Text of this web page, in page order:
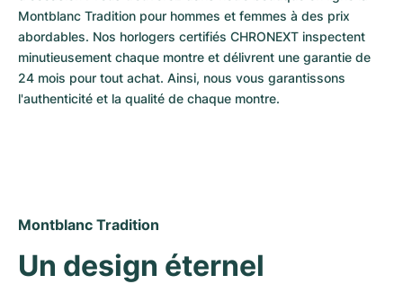
Roadster
Montres d'occasion
Montres pour femmes
Montbrillant
Montres d'occasion
Montres pour femmes
Montres d'occasion
Montblanc Tradition pour hommes et femmes à des prix
abordables. Nos horlogers certifiés CHRONEXT inspectent
minutieusement chaque montre et délivrent une garantie de
24 mois pour tout achat. Ainsi, nous vous garantissons
l'authenticité et la qualité de chaque montre.
Montblanc Tradition
Un design éternel